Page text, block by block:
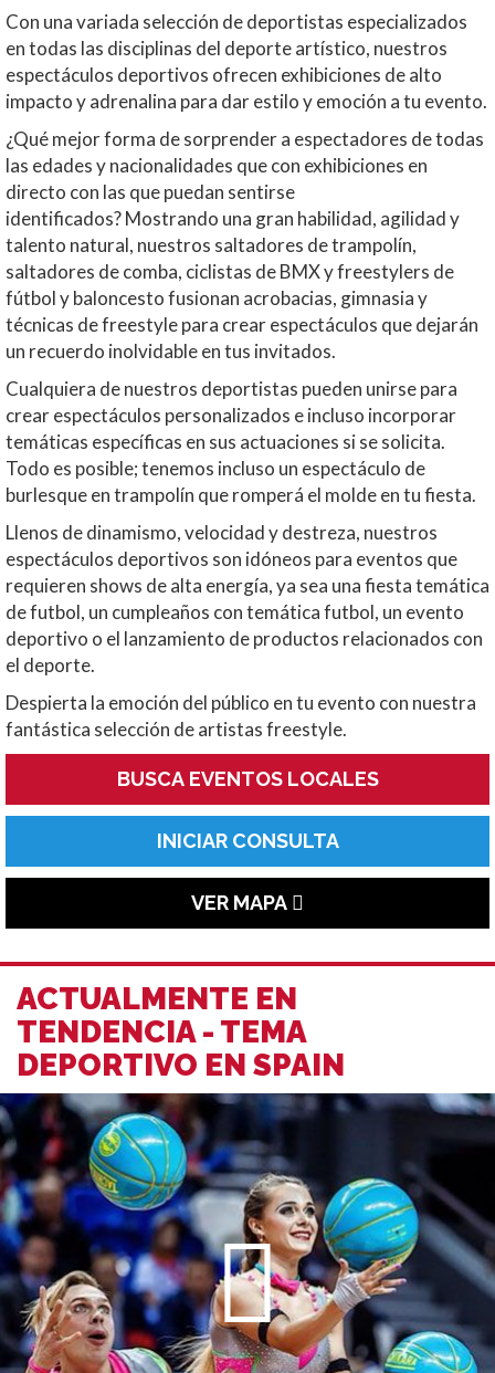
Con una variada selección de deportistas especializados
en todas las disciplinas del deporte artístico, nuestros
espectáculos deportivos ofrecen exhibiciones de alto
impacto y adrenalina para dar estilo y emoción a tu evento.
¿Qué mejor forma de sorprender a espectadores de todas
las edades y nacionalidades que con exhibiciones en
directo con las que puedan sentirse
identificados?Mostrando una gran habilidad, agilidad y
talento natural, nuestros saltadores de trampolín,
saltadores de comba, ciclistas de BMX y freestylers de
fútbol y baloncesto fusionan acrobacias, gimnasia y
técnicas de freestyle para crear espectáculos que dejarán
un recuerdo inolvidable en tus invitados.
Cualquiera de nuestros deportistas pueden unirse para
crear espectáculos personalizados e incluso incorporar
temáticas específicas en sus actuaciones si se solicita.
Todo es posible; tenemos incluso un espectáculo de
burlesque en trampolín que romperá el molde en tu fiesta.
Llenos de dinamismo, velocidad y destreza, nuestros
espectáculos deportivos son idóneos para eventos que
requieren shows de alta energía, ya sea una fiesta temática
de futbol, un cumpleaños con temática futbol, un evento
deportivo o el lanzamiento de productos relacionados con
el deporte.
Despierta la emoción del público en tu evento con nuestra
fantástica selección de artistas freestyle.
BUSCA EVENTOS LOCALES
INICIAR CONSULTA
VER MAPA
ACTUALMENTE EN
TENDENCIA - TEMA
DEPORTIVO EN SPAIN